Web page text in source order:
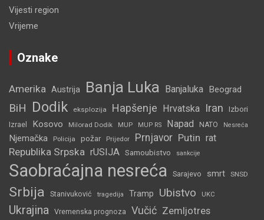
Vijesti region
Vrijeme
Oznake
Amerika Austrija Banja Luka Banjaluka Beograd
BiH Dodik eksplozija Hapšenje Hrvatska Iran Izbori
Izrael Kosovo Milorad Dodik MUP MUP RS Napad NATO Nesreća
Njemačka Policija požar Prijedor Prnjavor Putin rat
Republika Srpska rUSIJA Samoubistvo sankcije
Saobraćajna nesreća Sarajevo smrt SNSD
Srbija Stanivuković tragedija Tramp Ubistvo UKC
Ukrajina Vremenska prognoza Vučić Zemljotres